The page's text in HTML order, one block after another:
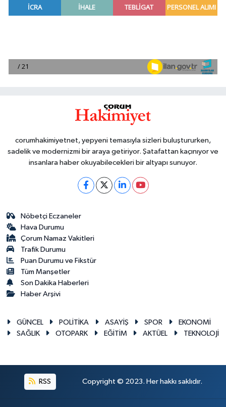
corumhakimiyetnet, yepyeni temasıyla sizleri buluştururken,
sadelik ve modernizmi bir araya getiriyor. Şatafattan kaçınıyor ve
insanlara haber okuyabilecekleri bir altyapı sunuyor.
Nöbetçi Eczaneler
Hava Durumu
Çorum Namaz Vakitleri
Trafik Durumu
Puan Durumu ve Fikstür
Tüm Manşetler
Son Dakika Haberleri
Haber Arşivi
GÜNCEL POLİTİKA ASAYİŞ SPOR
EKONOMİ
SAĞLIK
OTOPARK EĞİTİM AKTÜEL TEKNOLOJİ
RSS Copyright © 2023. Her hakkı saklıdır.